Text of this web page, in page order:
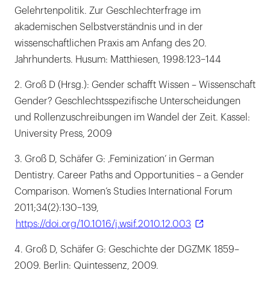
Gelehrtenpolitik. Zur Geschlechterfrage im
akademischen Selbstverständnis und in der
wissenschaftlichen Praxis am Anfang des 20.
Jahrhunderts. Husum: Matthiesen, 1998:123–144
2. Groß D (Hrsg.): Gender schafft Wissen – Wissenschaft
Gender? Geschlechtsspezifische Unterscheidungen
und Rollenzuschreibungen im Wandel der Zeit. Kassel:
University Press, 2009
3. Groß D, Schäfer G: ‚Feminization‘ in German
Dentistry. Career Paths and Opportunities – a Gender
Comparison. Women’s Studies International Forum
2011;34(2):130–139,
https://doi.org/10.1016/j.wsif.2010.12.003
4. Groß D, Schäfer G: Geschichte der DGZMK 1859–
2009. Berlin: Quintessenz, 2009.